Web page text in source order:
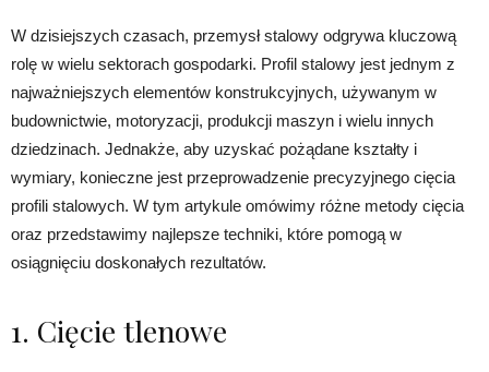
W dzisiejszych czasach, przemysł stalowy odgrywa kluczową
rolę w wielu sektorach gospodarki. Profil stalowy jest jednym z
najważniejszych elementów konstrukcyjnych, używanym w
budownictwie, motoryzacji, produkcji maszyn i wielu innych
dziedzinach. Jednakże, aby uzyskać pożądane kształty i
wymiary, konieczne jest przeprowadzenie precyzyjnego cięcia
profili stalowych. W tym artykule omówimy różne metody cięcia
oraz przedstawimy najlepsze techniki, które pomogą w
osiągnięciu doskonałych rezultatów.
1. Cięcie tlenowe